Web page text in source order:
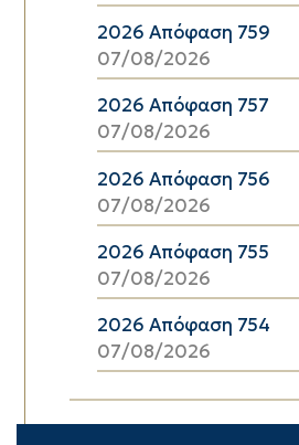
2026 Απόφαση 759
07/08/2026
2026 Απόφαση 757
07/08/2026
2026 Απόφαση 756
07/08/2026
2026 Απόφαση 755
07/08/2026
2026 Απόφαση 754
07/08/2026